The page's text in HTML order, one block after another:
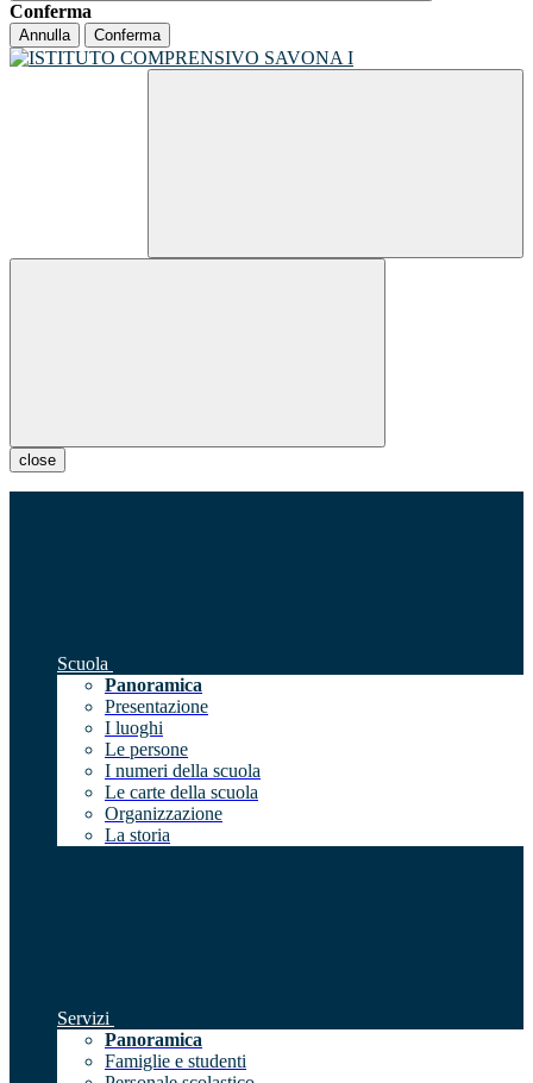
Conferma
Annulla Conferma
close
Scuola
Panoramica
Presentazione
I luoghi
Le persone
I numeri della scuola
Le carte della scuola
Organizzazione
La storia
Servizi
Panoramica
Famiglie e studenti